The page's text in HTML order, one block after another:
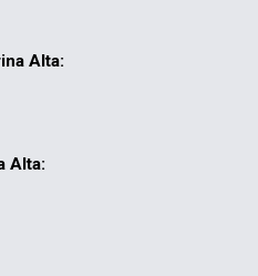
Alta:
Alta: